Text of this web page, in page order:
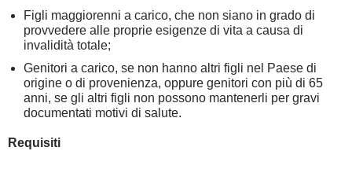
Figli maggiorenni a carico, che non siano in grado di
provvedere alle proprie esigenze di vita a causa di
invalidità totale;
Genitori a carico, se non hanno altri figli nel Paese di
origine o di provenienza, oppure genitori con più di 65
anni, se gli altri figli non possono mantenerli per gravi
documentati motivi di salute.
Requisiti